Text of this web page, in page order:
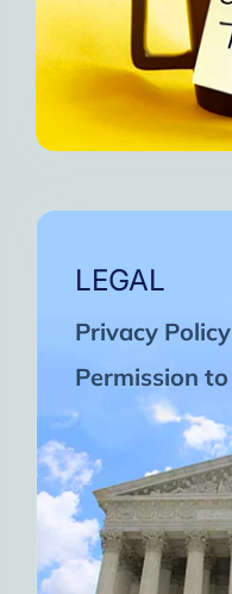
LEGAL
Privacy Policy
Permission